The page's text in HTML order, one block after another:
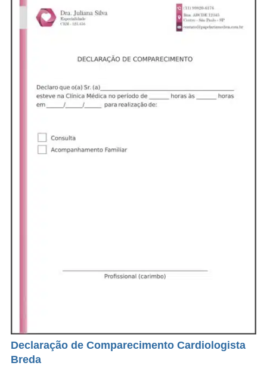
Declaração de Comparecimento Cardiologista
Breda